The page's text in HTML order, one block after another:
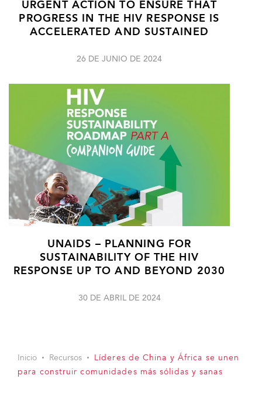
URGENT ACTION TO ENSURE THAT
PROGRESS IN THE HIV RESPONSE IS
ACCELERATED AND SUSTAINED
26 DE JUNIO DE 2024
UNAIDS – PLANNING FOR
SUSTAINABILITY OF THE HIV
RESPONSE UP TO AND BEYOND 2030
30 DE ABRIL DE 2024
Inicio Recursos
Líderes de China y África se unen
para construir comunidades más sólidas y sanas